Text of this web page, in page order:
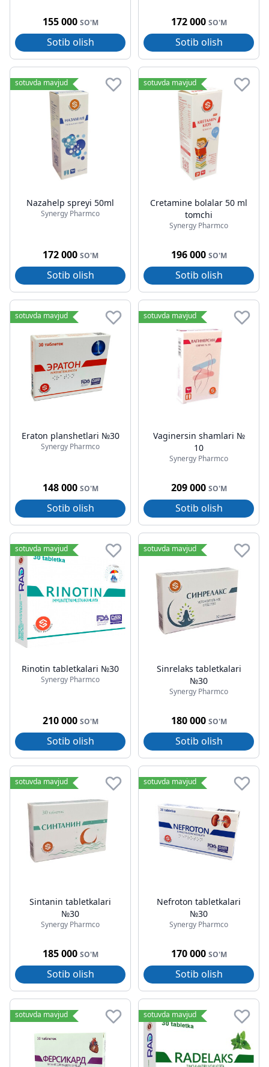
155 000 SO'M
Sotib olish
172 000 SO'M
Sotib olish
sotuvda mavjud
Nazahelp spreyi 50ml
Synergy Pharmco
172 000 SO'M
Sotib olish
sotuvda mavjud
Cretamine bolalar 50 ml
tomchi
Synergy Pharmco
196 000 SO'M
Sotib olish
sotuvda mavjud
Eraton planshetlari №30
Synergy Pharmco
148 000 SO'M
Sotib olish
sotuvda mavjud
Vaginersin shamlari №
10
Synergy Pharmco
209 000 SO'M
Sotib olish
sotuvda mavjud
Rinotin tabletkalari №30
Synergy Pharmco
210 000 SO'M
Sotib olish
sotuvda mavjud
Sinrelaks tabletkalari
№30
Synergy Pharmco
180 000 SO'M
Sotib olish
sotuvda mavjud
Sintanin tabletkalari
№30
Synergy Pharmco
185 000 SO'M
Sotib olish
sotuvda mavjud
Nefroton tabletkalari
№30
Synergy Pharmco
170 000 SO'M
Sotib olish
sotuvda mavjud sotuvda mavjud